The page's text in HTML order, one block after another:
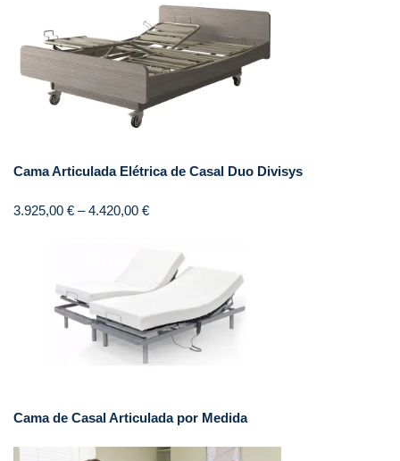
Cama Articulada Elétrica de Casal Duo Divisys
3.925,00 € – 4.420,00 €
Cama de Casal Articulada por Medida